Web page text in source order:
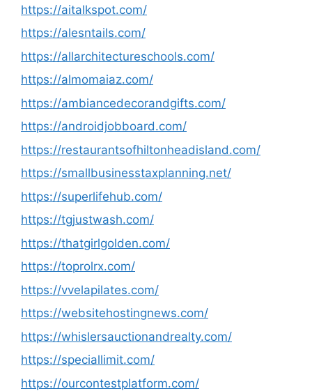
https://aitalkspot.com/
https://alesntails.com/
https://allarchitectureschools.com/
https://almomaiaz.com/
https://ambiancedecorandgifts.com/
https://androidjobboard.com/
https://restaurantsofhiltonheadisland.com/
https://smallbusinesstaxplanning.net/
https://superlifehub.com/
https://tgjustwash.com/
https://thatgirlgolden.com/
https://toprolrx.com/
https://vvelapilates.com/
https://websitehostingnews.com/
https://whislersauctionandrealty.com/
https://speciallimit.com/
https://ourcontestplatform.com/